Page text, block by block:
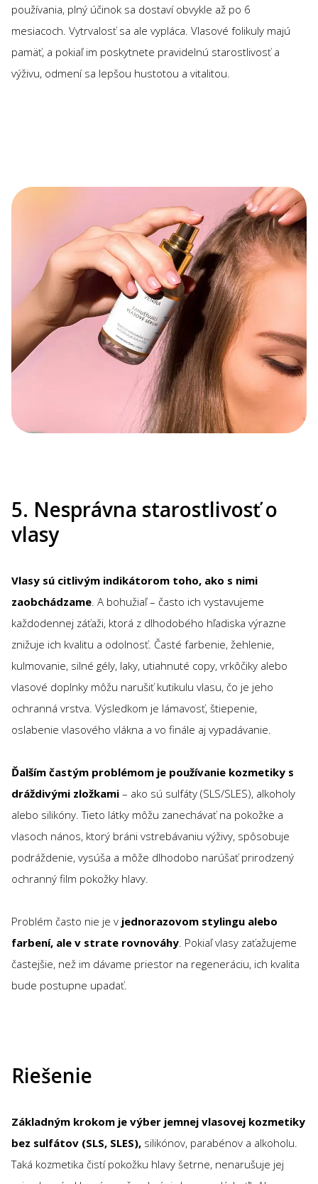
používania, plný účinok sa dostaví obvykle až po 6
mesiacoch. Vytrvalosť sa ale vypláca. Vlasové folikuly majú
pamäť, a pokiaľ im poskytnete pravidelnú starostlivosť a
výživu, odmení sa lepšou hustotou a vitalitou.
5. Nesprávna starostlivosť o
vlasy
Vlasy sú citlivým indikátorom toho, ako s nimi
zaobchádzame . A bohužiaľ – často ich vystavujeme
každodennej záťaži, ktorá z dlhodobého hľadiska výrazne
znižuje ich kvalitu a odolnosť. Časté farbenie, žehlenie,
kulmovanie, silné gély, laky, utiahnuté copy, vrkôčiky alebo
vlasové doplnky môžu narušiť kutikulu vlasu, čo je jeho
ochranná vrstva. Výsledkom je lámavosť, štiepenie,
oslabenie vlasového vlákna a vo finále aj vypadávanie.
Ďalším častým problémom je používanie kozmetiky s
dráždivými zložkami – ako sú sulfáty (SLS/SLES), alkoholy
alebo silikóny. Tieto látky môžu zanechávať na pokožke a
vlasoch nános, ktorý bráni vstrebávaniu výživy, spôsobuje
podráždenie, vysúša a môže dlhodobo narúšať prirodzený
ochranný film pokožky hlavy.
Problém často nie je v jednorazovom stylingu alebo
farbení, ale v strate rovnováhy . Pokiaľ vlasy zaťažujeme
častejšie, než im dávame priestor na regeneráciu, ich kvalita
bude postupne upadať.
Riešenie
Základným krokom je výber jemnej vlasovej kozmetiky
bez sulfátov (SLS, SLES), silikónov, parabénov a alkoholu.
Taká kozmetika čistí pokožku hlavy šetrne, nenarušuje jej